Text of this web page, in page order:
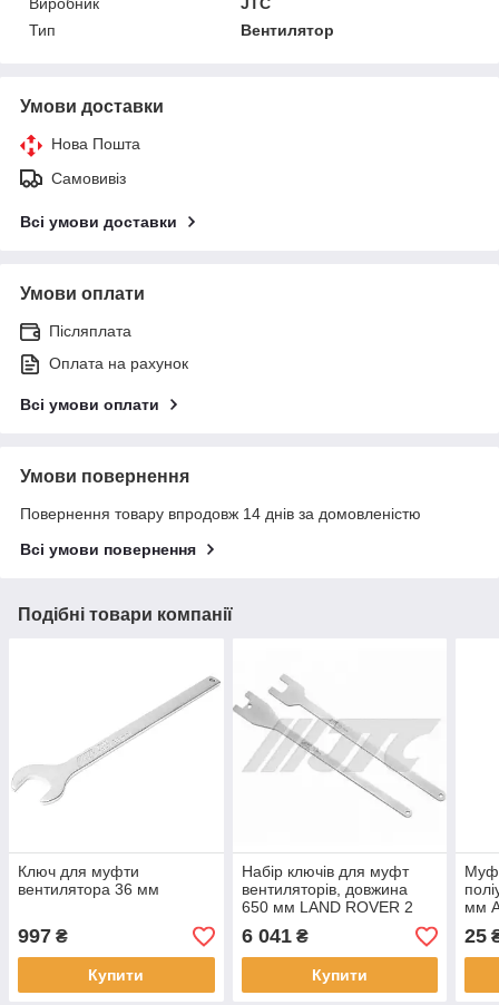
Тип
Вентилятор
Умови доставки
Нова Пошта
Самовивіз
Всі умови доставки
Умови оплати
Післяплата
Оплата на рахунок
Всі умови оплати
Умови повернення
Повернення товару впродовж 14 днів за домовленістю
Всі умови повернення
Подібні товари компанії
Ключ для муфти
вентилятора 36 мм
997 ₴
Купити
Набір ключів для муфт
вентиляторів, довжина
650 мм LAND ROVER 2
од.
6 041₴
Купити
мм
25